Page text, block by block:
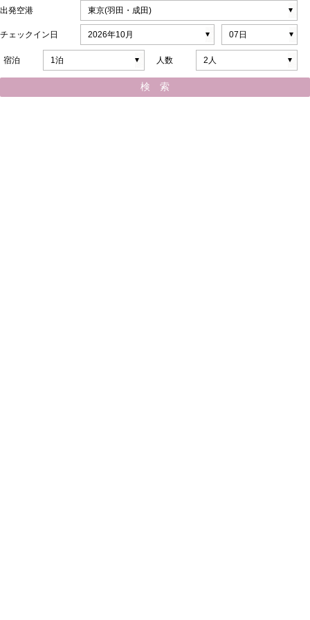
出発空港
チェックイン日
宿泊 人数
検 索